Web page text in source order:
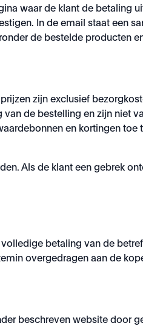
waar de klant de betaling
In de email staat een
de bestelde producten
zijn exclusief
de bestelling en zijn niet
en kortingen toe
Als de klant een gebrek
betaling van de
overgedragen aan de
beschreven website door